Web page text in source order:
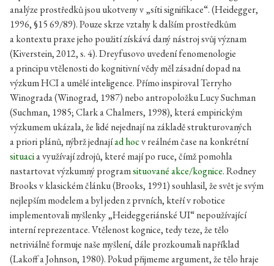
analýze prostředků jsou ukotveny v „síti signifikace“. (Heidegger,
1996, §15 69/89). Pouze skrze vztahy k dalším prostředkům
a kontextu praxe jeho použití získává daný nástroj svůj význam
(Kiverstein, 2012, s. 4). Dreyfusovo uvedení fenomenologie
a principu vtělenosti do kognitivní vědy měl zásadní dopad na
výzkum HCI a umělé inteligence. Přímo inspiroval Terryho
Winograda (Winograd, 1987) nebo antropoložku Lucy Suchman
(Suchman, 1985; Clark a Chalmers, 1998), která empirickým
výzkumem ukázala, že lidé nejednají na základě strukturovaných
a priori plánů, nýbrž jednajíad hocv reálném čase na konkrétní
situacia využívají zdrojů, které mají po ruce, čímž pomohla
nastartovat výzkumný programsituované akce/kognice. Rodney
Brooks v klasickém článku (Brooks, 1991) souhlasil, že svět je svým
nejlepším modelem a byl jeden z prvních, kteří v robotice
implementovali myšlenky „Heideggeriánské UI“ nepoužívající
interní reprezentace. Vtělenost kognice, tedy teze, že tělo
netriviálně formuje naše myšlení, dále prozkoumali například
(Lakoff a Johnson, 1980). Pokud přijmeme argument, že tělo hraje